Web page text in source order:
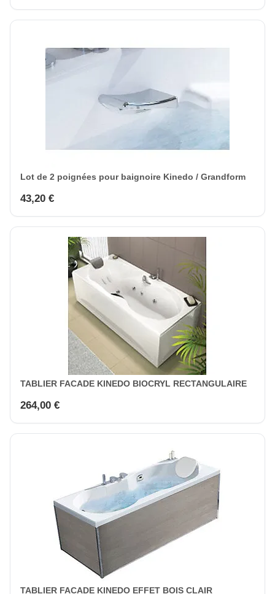
Lot de 2 poignées pour baignoire Kinedo / Grandform
43,20 €
TABLIER FACADE KINEDO BIOCRYL RECTANGULAIRE
264,00 €
TABLIER FACADE KINEDO EFFET BOIS CLAIR